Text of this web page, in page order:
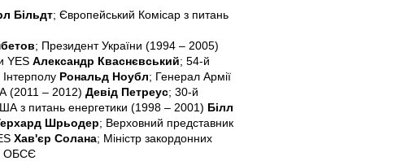
Більдт; Європейський Комісар з питань
; Президент України (1994 – 2005)
YES Александр Кваснєвський; 54-й
Рональд Ноубл; Генерал Армії
(2011 – 2012) Девід Петреус; 30-й
з питань енергетики (1998 – 2001) Білл
Шрьодер; Верховний представник
Хав'єр Солана; Міністр закордонних
ОБСЄ